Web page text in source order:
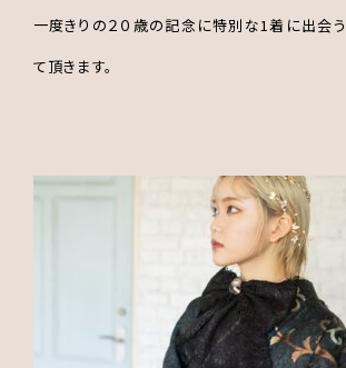
一度きりの２０歳の記念に特別な1着に出会
て頂きます。